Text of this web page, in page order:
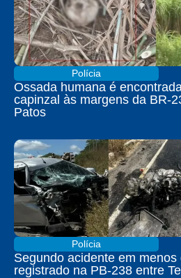
Polícia
Ossada humana é
capinzal às margens da BR-
Patos
Polícia
Segundo acidente em
registrado na PB-238 entre